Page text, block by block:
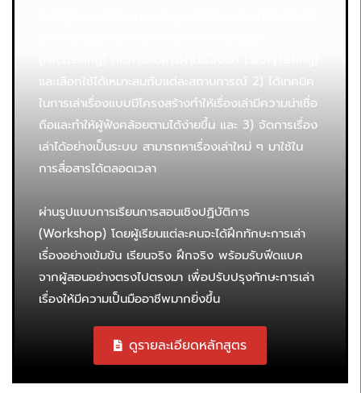
และเลือกใช้ได้เหมาะสมกับแต่ละสถานการณ์ 2) ได้เทคนิค
ในการเล่าเรื่องแบบมีโครงสร้างทำให้เรื่องเล่ามีความน่าเชื่อ
ถือและทำให้ผู้ฟังคล้อยตามได้ง่ายขึ้น และ 3) จัดการเรื่อง
เล่าได้อย่างเป็นระบบ สามารถหาเรื่องเล่าใหม่ ๆ มาใช้ใน
การสื่อสารได้ตลอดเวลา
ผ่านรูปแบบการเรียนการสอนเชิงปฏิบัติการ
(Workshop) โดยผู้เรียนแต่ละคนจะได้ฝึกทักษะการเล่า
เรื่องอย่างเข้มข้น เรียนจริง ฝึกจริง พร้อมรับฟีดแบค
จากผู้สอนอย่างตรงไปตรงมา เพื่อปรับปรุงทักษะการเล่า
เรื่องให้มีความเป็นมืออาชีพมากยิ่งขึ้น
ดูรายละเอียดหลักสูตร